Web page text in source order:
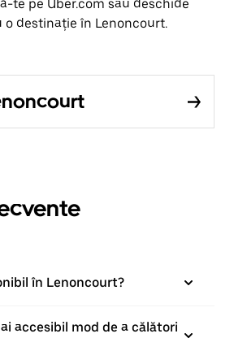
te pe Uber.com sau deschide
destinație în Lenoncourt.
în Lenoncourt?
accesibil mod de a călători